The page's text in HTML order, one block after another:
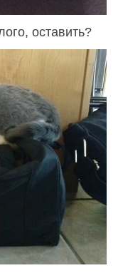
оставить?